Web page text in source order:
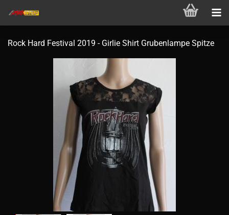
Rock Hard Festival 2019 - Girlie Shirt Grubenlampe Spitze